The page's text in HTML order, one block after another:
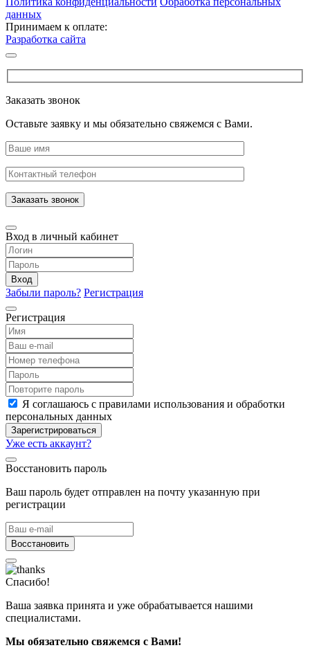
данных
Принимаем к оплате:
Разработка сайта
Заказать звонок
Оставьте заявку и мы обязательно свяжемся с Вами.
Заказать звонок
Вход в личный кабинет
Вход
Забыли пароль? Регистрация
Регистрация
Я соглашаюсь с правилами использования и обработки
персональных данных
Зарегистрироваться
Уже есть аккаунт?
Восстановить пароль
Ваш пароль будет отправлен на почту указанную при
регистрации
Восстановить
Спасибо!
Ваша заявка принята и уже обрабатывается нашими
специалистами.
Мы обязательно свяжемся с Вами!